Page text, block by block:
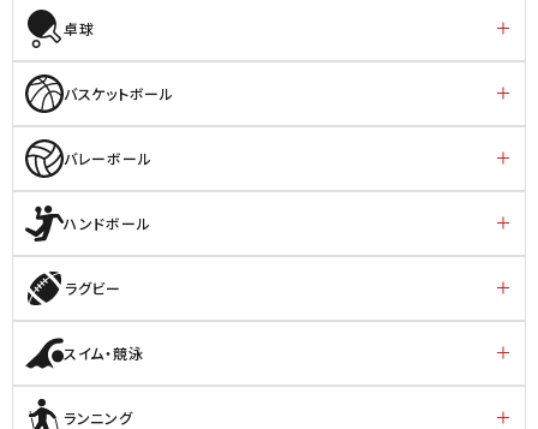
卓球
バスケットボール
バレーボール
ハンドボール
ラグビー
スイム・競泳
ランニング